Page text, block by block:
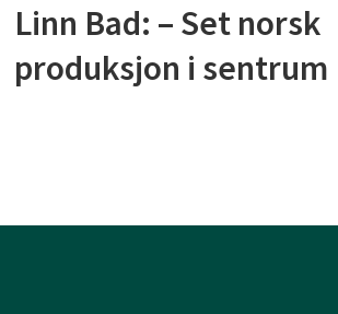
Linn Bad: – Set norsk
produksjon i sentrum